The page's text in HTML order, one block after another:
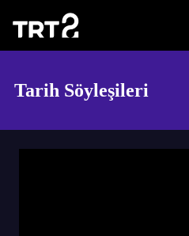
Tarih Söyleşileri